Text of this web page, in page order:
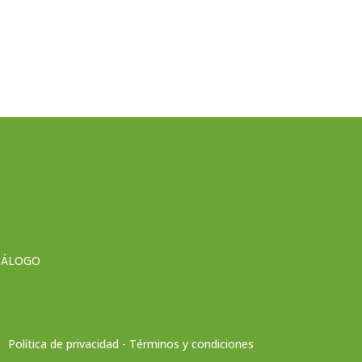
Política de privacidad - Términos y condiciones